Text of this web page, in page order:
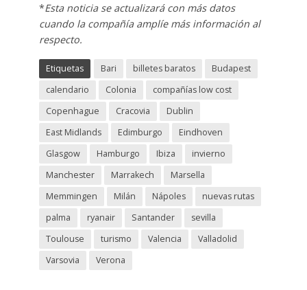
*Esta noticia se actualizará con más datos
cuando la compañía amplíe más información al
respecto.
Etiquetas Bari billetes baratos
Budapest
calendario
Colonia
compañías low cost
Copenhague
Cracovia
Dublin
East Midlands
Edimburgo
Eindhoven
Glasgow
Hamburgo Ibiza
invierno
Manchester
Marrakech
Marsella
Memmingen
Milán Nápoles
nuevas rutas
palma
ryanair Santander
sevilla
Toulouse
turismo Valencia
Valladolid
Varsovia
Verona